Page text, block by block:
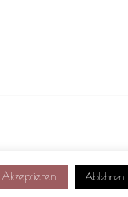
Akzeptieren Ablehnen